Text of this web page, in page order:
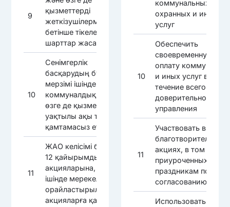
9
қызметтерді
жеткізушілермен өз
бетінше тікелей
шарттар жасасу
10
Сенімгерлік
басқарудың бүкіл
мерзімі ішінде
коммуналдық және
өзге де қызметтерге
уақтылы ақы төлеуді
қамтамасыз ету
11
ЖАО келісімі бойынша
12 қайырымдылық
акцияларына, оның
ішінде мерекелерге
орайластырылған
акцияларға қатысу
коммунальных,
охранных и иных
услуг
10
Обеспечить
своевременную
оплату
и иных услуг в
течение всего срока
доверительного
управления
11
Участвовать в 12
благотворительных
акциях, в том числе
приуроченных к
праздникам по
согласованию с
Использовать